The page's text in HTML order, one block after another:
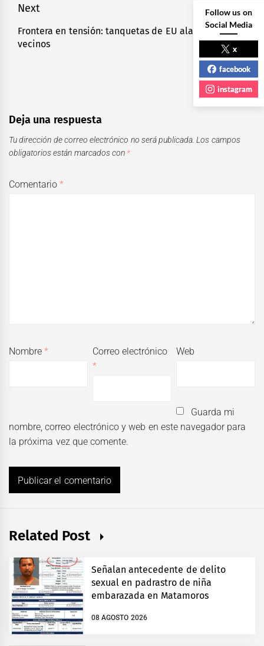
Next
Next
post:
Frontera en tensión: tanquetas de EU alarman a
vecinos
Deja una respuesta
Tu dirección de correo electrónico no será publicada. Los campos
obligatorios están marcados con *
Comentario*
Nombre*
Correo electrónico
*
Web
Guarda mi
nombre, correo electrónico y web en este navegador para
la próxima vez que comente.
Related Post
Señalan antecedente de delito
sexual en padrastro de niña
embarazada en Matamoros
08 AGOSTO 2026
Follow us on
Social Media
x
facebook
instagram